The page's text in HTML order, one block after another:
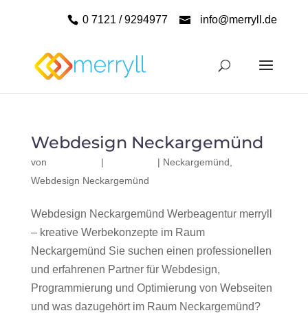
0 7121 / 9294977 info@merryll.de
Webdesign Neckargemünd
von | | Neckargemünd
Webdesign Neckargemünd
Webdesign Neckargemünd Werbeagentur merryll
– kreative Werbekonzepte im Raum
Neckargemünd Sie suchen einen professionellen
und erfahrenen Partner für Webdesign,
Programmierung und Optimierung von Webseiten
und was dazugehört im Raum Neckargemünd?